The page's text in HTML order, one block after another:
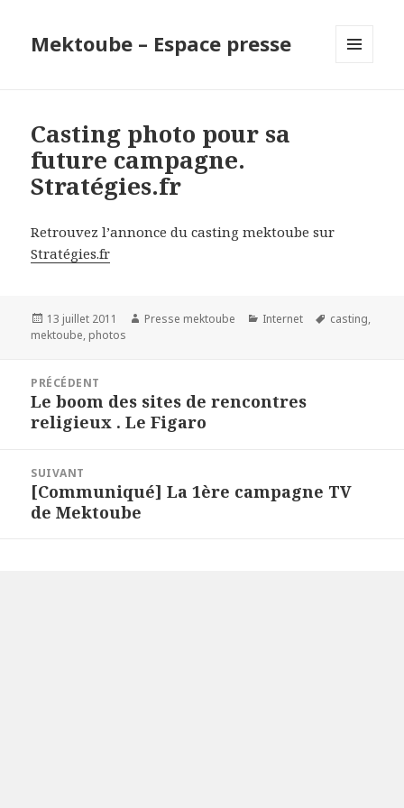
Mektoube – Espace presse
Casting photo pour sa
future campagne.
Stratégies.fr
Retrouvez l’annonce du casting mektoube sur
Stratégies.fr
Publié
le
13 juillet 2011 Auteur
Presse mektoube Catégories
Internet Étiquettes
casting,
mektoube, photos
l'article
PRÉCÉDENT
Article
précédent :
Le boom des sites de rencontres
religieux . Le Figaro
SUIVANT
Article
suivant :
[Communiqué] La 1ère campagne TV
de Mektoube